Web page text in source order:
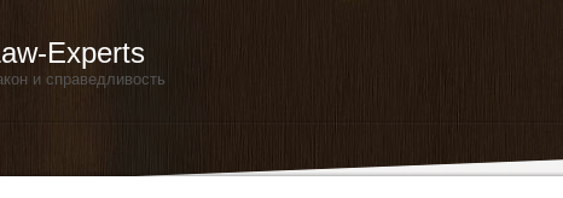
Experts
и справедливость